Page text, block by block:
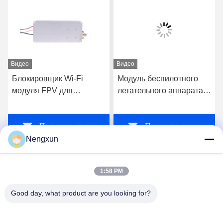
Видео
Блокировщик Wi-Fi
модуля FPV для
летательных аппаратов
Получите самую
Видео
Модуль беспилотного
летательного аппарата
FPV C-UAS Drone Wifi
Bluetooth Jammer
Получите самую
Nengxun Communication Technology Co.,Ltd.
Nengxun
1:58 PM
Good day, what product are you looking for?